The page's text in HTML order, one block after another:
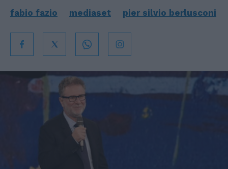
fabio fazio mediaset pier silvio berlusconi